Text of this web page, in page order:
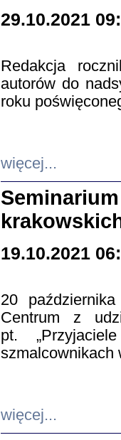
29.10.2021
Redakcja
autorów do
roku
więcej...
19.10.2021
20
Centrum z
pt.
szmalcownikach
więcej...